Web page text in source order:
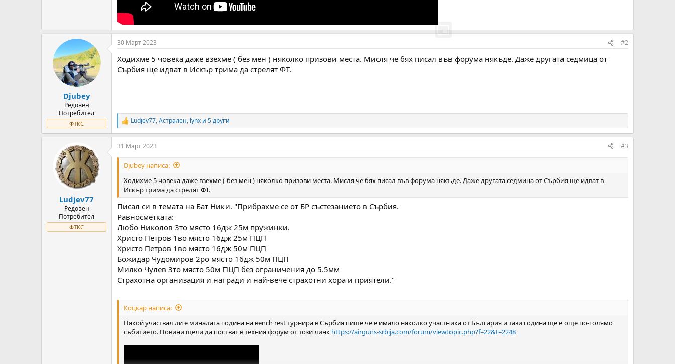
Djubey
Редовен
Потребител
ФТКС
30 Март 2023 #2
Ходихме 5 човека даже взехме ( без мен ) няколко призови места. Мисля че бях писал във форума някъде. Даже другата седмица от
Сърбия ще идват в Искър трима да стрелят ФТ.
R
e
a
c
t
n
:
Ludjev77,Астрален, lynx и 5 други
Ludjev77
Редовен
Потребител
ФТКС
31 Март 2023 #3
Djubey написа:
Ходихме 5 човека даже взехме ( без мен ) няколко призови места. Мисля че бях писал във форума някъде. Даже другата седмица от Сърбия ще идват в
Искър трима да стрелят ФТ.
Писал си в темата на Бат Ники. "Прибрахме се от БР състезанието в Сърбия.
Равносметката:
Любо Николов 3то място 16дж 25м пружинки.
Христо Петров 1во място 16дж 25м ПЦП
Христо Петров 1во място 16дж 50м ПЦП
Божидар Чудомиров 2ро място 16дж 50м ПЦП
Милко Чулев 3то място 50м ПЦП без ограничения до 5.5мм
Страхотна организация и награди и най-вече страхотни хора и приятели."
Коцкар написа:
Някой участвал ли е миналата година на вench rest турнира в Сърбия пише че е имало няколко участника от България и тази година ще е още по-голямо
събитието. Новини щели да постват в техния форум от този линк https://airguns-srbija.com/forum/viewtopic.php?f=22&t=2248